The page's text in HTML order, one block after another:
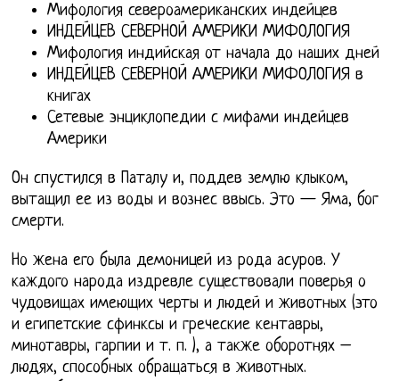
Мифология североамериканских индейцев
ИНДЕЙЦЕВ СЕВЕРНОЙ АМЕРИКИ МИФОЛОГИЯ
Мифология индийская от начала до наших дней
ИНДЕЙЦЕВ СЕВЕРНОЙ АМЕРИКИ МИФОЛОГИЯ в
книгах
Сетевые энциклопедии с мифами индейцев
Америки
Он спустился в Паталу и, поддев землю клыком,
вытащил ее из воды и вознес ввысь. Это — Яма, бог
смерти.
Но жена его была демоницей из рода асуров. У
каждого народа издревле существовали поверья о
чудовищах имеющих черты и людей и животных (это
и египетские сфинксы и греческие кентавры,
минотавры, гарпии и т. п. ), а также оборотнях –
людях, способных обращаться в животных.